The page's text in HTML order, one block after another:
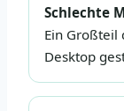
Schlechte
Ein Großteil
Desktop